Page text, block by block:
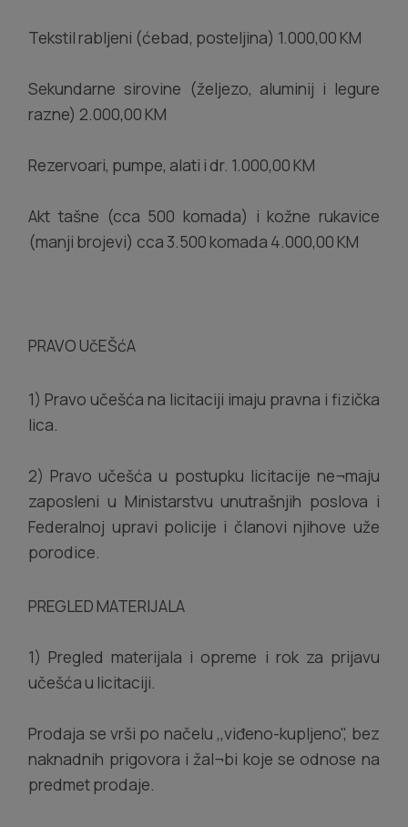
Tekstil rabljeni (ćebad, posteljina) 1.000,00 KM
Sekundarne sirovine (željezo, aluminij i legure
razne) 2.000,00 KM
Rezervoari, pumpe, alati i dr. 1.000,00 KM
Akt tašne (cca 500 komada) i kožne rukavice
(manji brojevi) cca 3.500 komada 4.000,00 KM
PRAVO UčEŠćA
1) Pravo učešća na licitaciji imaju pravna i fizička
lica.
2) Pravo učešća u postupku licitacije ne¬maju
zaposleni u Ministarstvu unutrašnjih poslova i
Federalnoj upravi policije i članovi njihove uže
porodice.
PREGLED MATERIJALA
1) Pregled materijala i opreme i rok za prijavu
učešća u licitaciji.
Prodaja se vrši po načelu ,,viđeno-kupljeno", bez
naknadnih prigovora i žal¬bi koje se odnose na
predmet prodaje.